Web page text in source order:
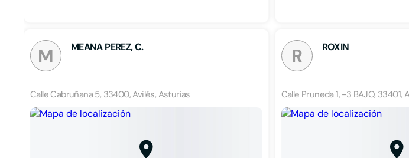
M MEANA PEREZ, C.
Calle Cabruñana 5, 33400, Avilés, Asturias
R ROXIN
Calle Pruneda 1, -3 BAJO, 33401,